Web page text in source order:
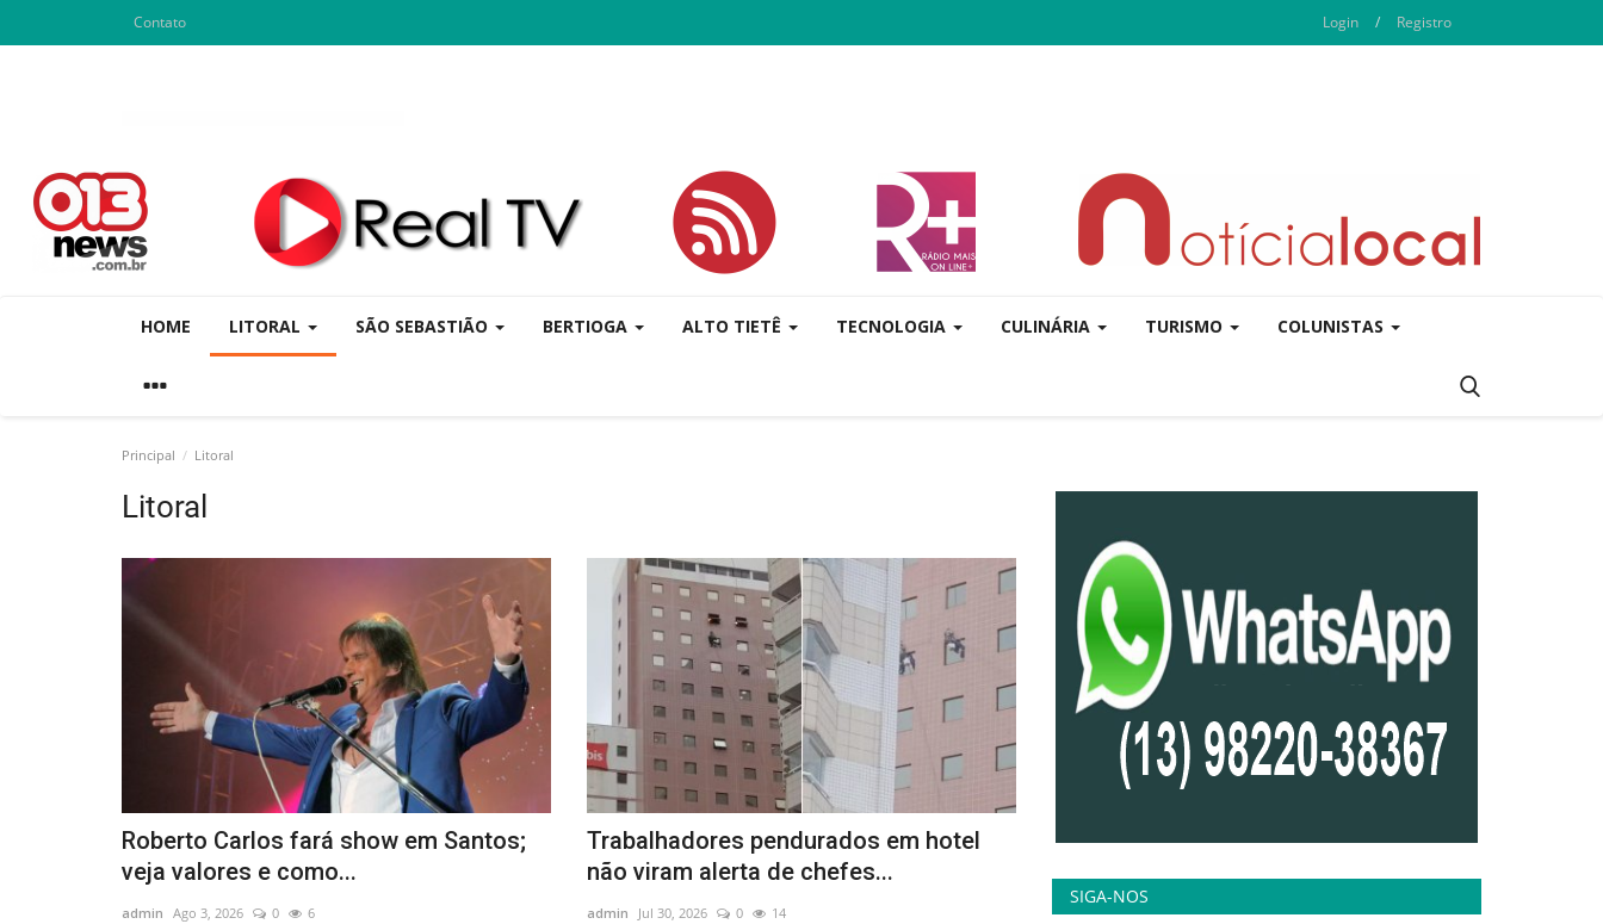
Contato Login / Registro
HOME LITORAL SÃO SEBASTIÃO BERTIOGA ALTO TIETÊ TECNOLOGIA CULINÁRIA TURISMO COLUNISTAS
Principal Litoral
Litoral
Roberto Carlos fará show em Santos;
veja valores e como...
admin Ago 3, 2026 0 6
Trabalhadores pendurados em hotel
não viram alerta de chefes...
admin Jul 30, 2026 0 14
SIGA-NOS